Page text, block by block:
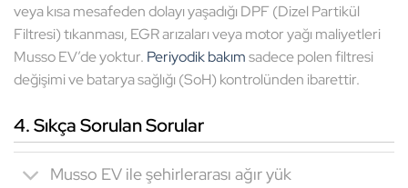
veya kısa mesafeden dolayı yaşadığı DPF (Dizel Partikül
Filtresi) tıkanması, EGR arızaları veya motor yağı maliyetleri
Musso EV’de yoktur. Periyodik bakımsadece polen filtresi
değişimi ve batarya sağlığı (SoH) kontrolünden ibarettir.
4. Sıkça Sorulan Sorular
Musso EV ile şehirlerarası ağır yük